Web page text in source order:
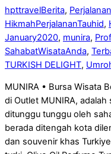
hpttravelBerita, Perjalanan
HikmahPerjalananTauhid,
January2020, munira,
SahabatWisataAnda,
TURKISH DELIGHT,
MUNIRA • Bursa Wisata
di Outlet MUNIRA,
ditunggu tunggu oleh
berada ditengah kota
dan souvenir khas